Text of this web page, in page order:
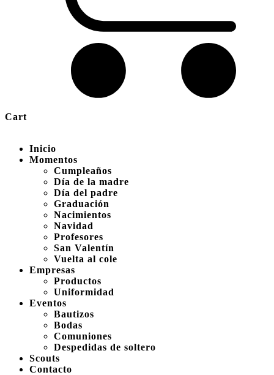
Cart
Inicio
Momentos
Cumpleaños
Día de la madre
Día del padre
Graduación
Nacimientos
Navidad
Profesores
San Valentín
Vuelta al cole
Empresas
Productos
Uniformidad
Eventos
Bautizos
Bodas
Comuniones
Despedidas de soltero
Scouts
Contacto